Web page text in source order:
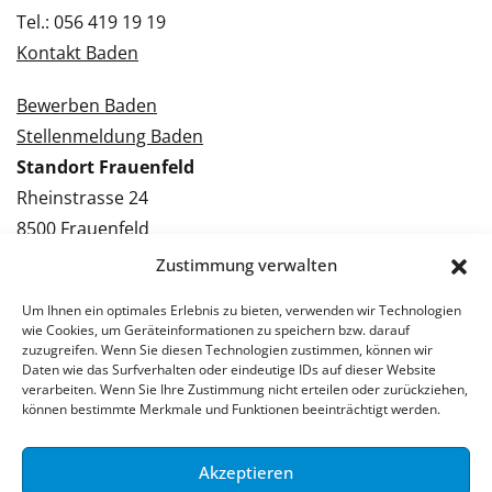
Zustimmung verwalten
Um Ihnen ein optimales Erlebnis zu bieten, verwenden wir Technologien
wie Cookies, um Geräteinformationen zu speichern bzw. darauf
zuzugreifen. Wenn Sie diesen Technologien zustimmen, können wir
Daten wie das Surfverhalten oder eindeutige IDs auf dieser Website
verarbeiten. Wenn Sie Ihre Zustimmung nicht erteilen oder zurückziehen,
können bestimmte Merkmale und Funktionen beeinträchtigt werden.
Akzeptieren
Tel.: 056 419 19 19
Kontakt Baden
Bewerben Baden
Stellenmeldung Baden
Standort Frauenfeld
Rheinstrasse 24
8500 Frauenfeld
Tel.: 052 224 09 09
Bewerben Frauenfeld
Stellenmeldung Frauenfeld
© 2026 Stellenpartner AG